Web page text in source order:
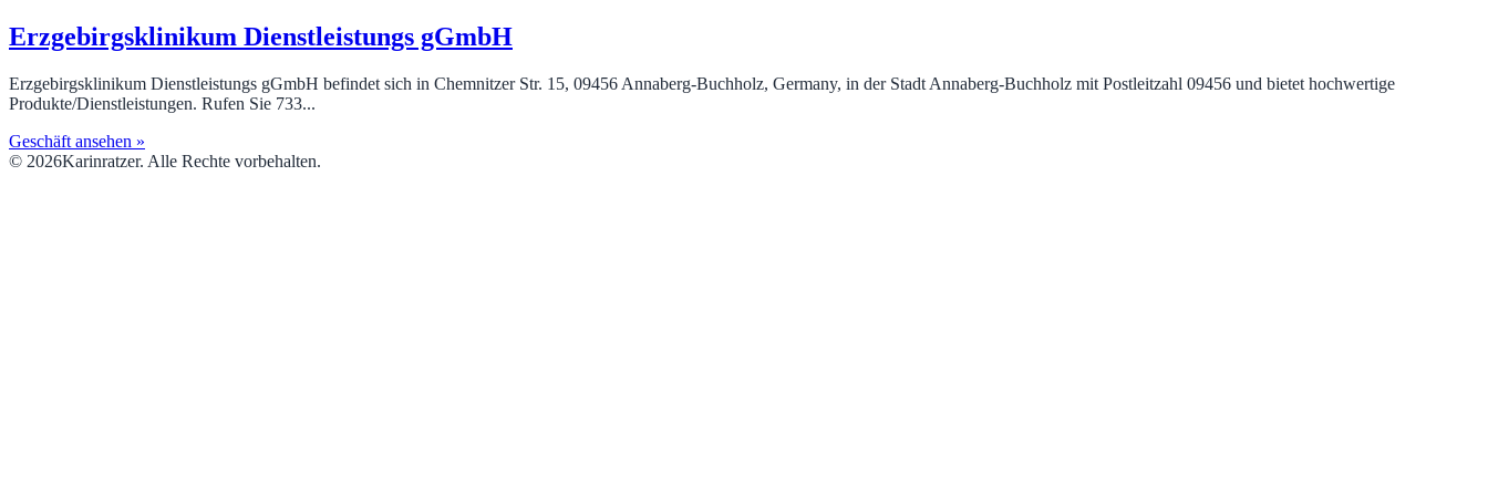
Erzgebirgsklinikum Dienstleistungs gGmbH
Erzgebirgsklinikum Dienstleistungs gGmbH befindet sich in Chemnitzer Str. 15, 09456 Annaberg-Buchholz, Germany, in der Stadt Annaberg-Buchholz mit Postleitzahl 09456 und bietet hochwertige
Produkte/Dienstleistungen. Rufen Sie 733...
Geschäft ansehen »
© 2026Karinratzer. Alle Rechte vorbehalten.